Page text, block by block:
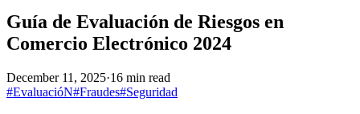
Guía de Evaluación de Riesgos en
Comercio Electrónico 2024
December 11, 2025·16 min read
#EvaluacióN#Fraudes#Seguridad